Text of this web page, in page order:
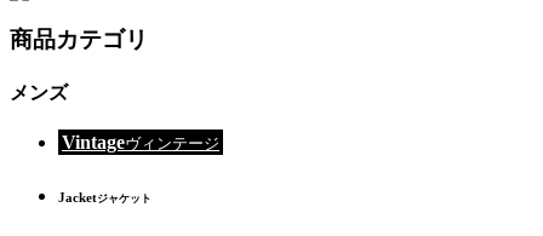
商品カテゴリ
メンズ
Vintageヴィンテージ
Jacketジャケット